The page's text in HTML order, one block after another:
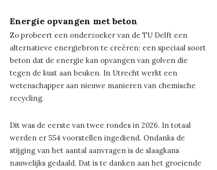
Energie opvangen met beton
Zo probeert een onderzoeker van de TU Delft een
alternatieve energiebron te creëren: een speciaal soort
beton dat de energie kan opvangen van golven die
tegen de kust aan beuken. In Utrecht werkt een
wetenschapper aan nieuwe manieren van chemische
recycling.
Dit was de eerste van twee rondes in 2026. In totaal
werden er 554 voorstellen ingediend. Ondanks de
stijging van het aantal aanvragen is de slaagkans
nauwelijks gedaald. Dat is te danken aan het groeiende